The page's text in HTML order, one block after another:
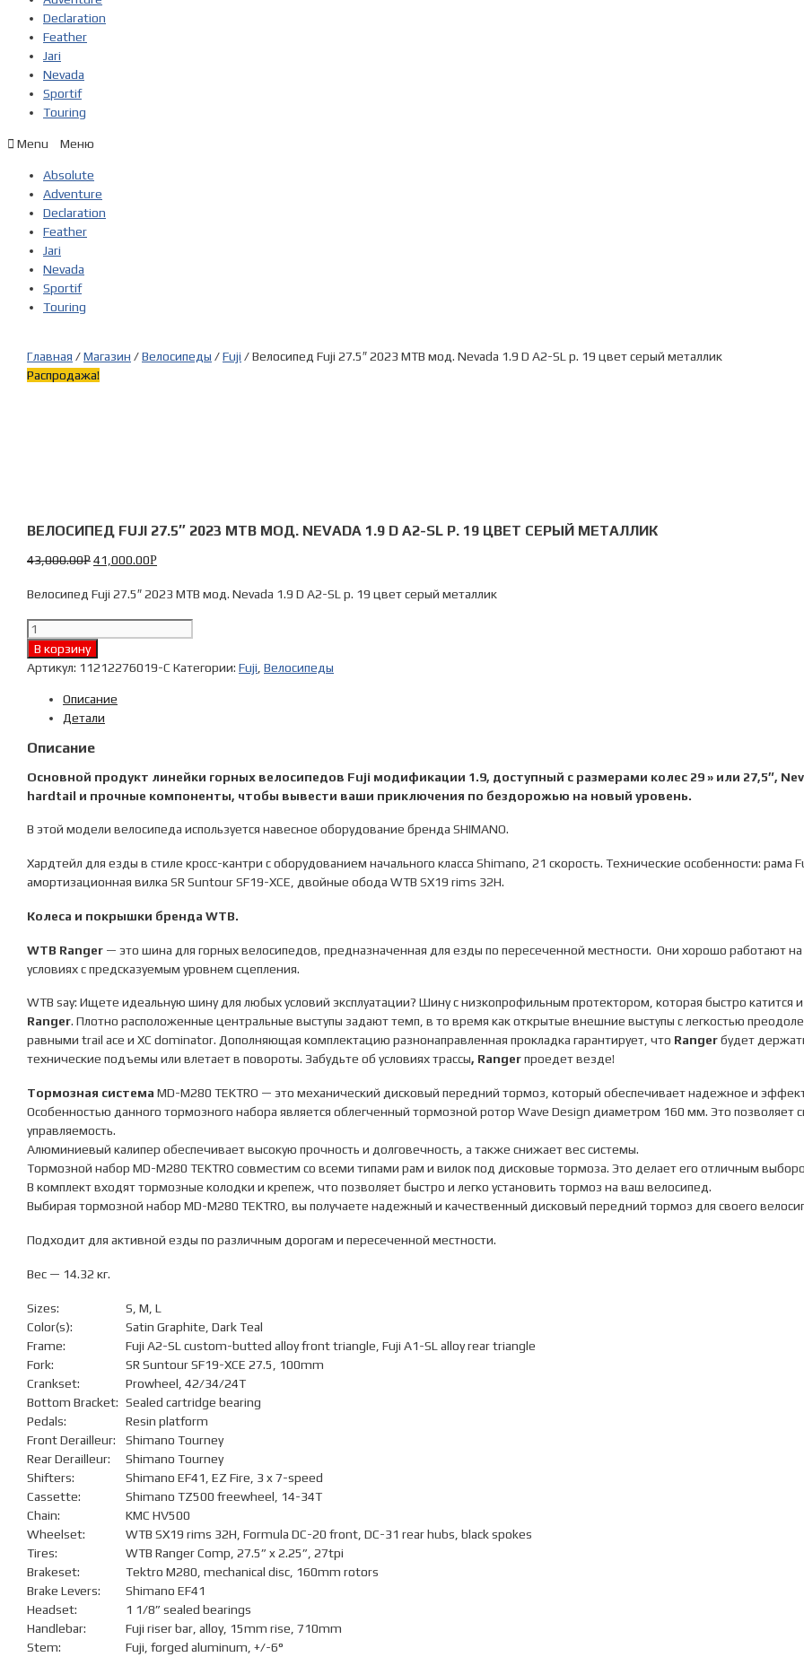
Declaration
Feather
Jari
Nevada
Sportif
Touring
Menu
Absolute
Adventure
Declaration
Feather
Jari
Nevada
Sportif
Touring
Главная /Магазин /Велосипеды /Fuji / Велосипед Fuji 27.5″ 2023 MTB мод. Nevada 1.9 D A2-SL р. 19 цвет серый металлик
Распродажа!
ВЕЛОСИПЕД FUJI 27.5″ 2023 MTB МОД. NEVADA 1.9 D A2-SL Р. 19 ЦВЕТ СЕРЫЙ МЕТАЛЛИК
43,000.00Р 41,000.00Р
Велосипед Fuji 27.5″ 2023 MTB мод. Nevada 1.9 D A2-SL р. 19 цвет серый металлик
Количество
Велосипед
Fuji
2023
MTB
мод.
1.9
D
SL
19
цвет
серый
В корзину
Артикул: 11212276019-C Категории: Fuji Велосипеды
Описание
Детали
Описание
Основной продукт линейки горных велосипедов Fuji модификации 1.9, доступный с размерами колес 29 » или 27,5″,
hardtail и прочные компоненты, чтобы вывести ваши приключения по бездорожью на новый уровень.
В этой модели велосипеда используется навесное оборудование бренда SHIMANO.
Хардтейл для езды в стиле кросс-кантри с оборудованием начального класса Shimano, 21 скорость. Технические особенности:
амортизационная вилка SR Suntour SF19-XCE, двойные обода WTB SX19 rims 32H.
Колеса и покрышки бренда WTB.
WTB Ranger — это шина для горных велосипедов, предназначенная для езды по пересеченной местности. Они хорошо работают на
условиях с предсказуемым уровнем сцепления.
WTB say: Ищете идеальную шину для любых условий эксплуатации? Шину с низкопрофильным протектором, которая быстро катится
Ranger. Плотно расположенные центральные выступы задают темп, в то время как открытые внешние выступы с легкостью
равными trail ace и XC dominator. Дополняющая комплектацию разнонаправленная прокладка гарантирует, что Rangerбудет
технические подъемы или влетает в повороты. Забудьте об условиях трассы, Rangerпроедет везде!
Тормозная система MD-M280 TEKTRO — это механический дисковый передний тормоз, который обеспечивает надежное и
Особенностью данного тормозного набора является облегченный тормозной ротор Wave Design диаметром 160 мм. Это позволяет
управляемость.
Алюминиевый калипер обеспечивает высокую прочность и долговечность, а также снижает вес системы.
Тормозной набор MD-M280 TEKTRO совместим со всеми типами рам и вилок под дисковые тормоза. Это делает его отличным
В комплект входят тормозные колодки и крепеж, что позволяет быстро и легко установить тормоз на ваш велосипед.
Выбирая тормозной набор MD-M280 TEKTRO, вы получаете надежный и качественный дисковый передний тормоз для своего
Подходит для активной езды по различным дорогам и пересеченной местности.
Вес — 14.32 кг.
Sizes:
S, M, L
Color(s):
Satin Graphite, Dark Teal
Frame:
Fuji A2-SL custom-butted alloy front triangle, Fuji A1-SL alloy rear triangle
Fork:
SR Suntour SF19-XCE 27.5, 100mm
Crankset:
Prowheel, 42/34/24T
Bottom Bracket: Sealed cartridge bearing
Pedals:
Resin platform
Front Derailleur:
Shimano Tourney
Rear Derailleur:
Shimano Tourney
Shifters:
Shimano EF41, EZ Fire, 3 x 7-speed
Cassette:
Shimano TZ500 freewheel, 14-34T
Chain:
KMC HV500
Wheelset:
WTB SX19 rims 32H, Formula DC-20 front, DC-31 rear hubs, black spokes
Tires:
WTB Ranger Comp, 27.5” x 2.25”, 27tpi
Brakeset:
Tektro M280, mechanical disc, 160mm rotors
Brake Levers:
Shimano EF41
Headset:
1 1/8” sealed bearings
Handlebar:
Fuji riser bar, alloy, 15mm rise, 710mm
Stem:
Fuji, forged aluminum, +/-6°